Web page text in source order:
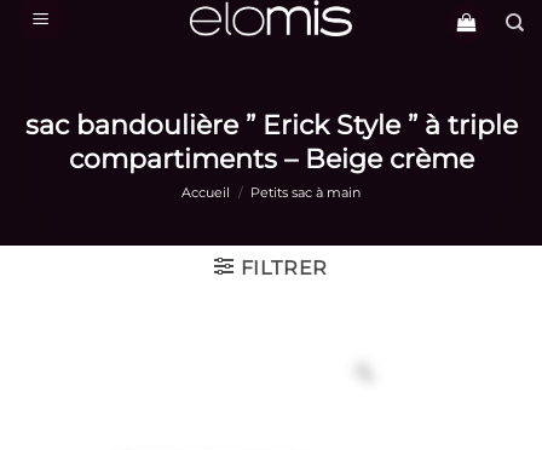
Passer
sac bandoulière ” Erick Style ” à triple
compartiments – Beige crème
Accueil / Petits sac à main
FILTRER